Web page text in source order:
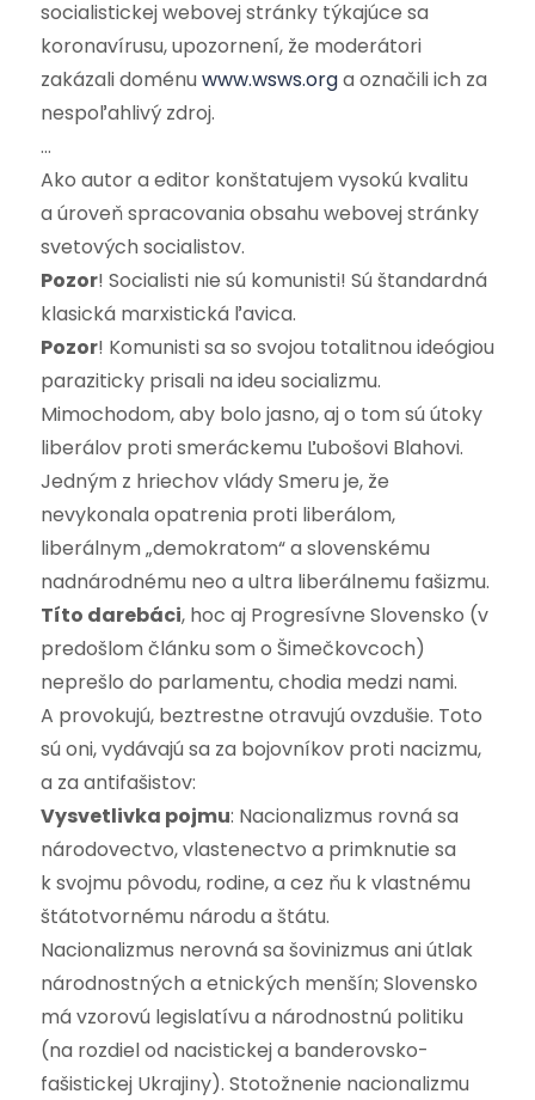
socialistickej webovej stránky týkajúce sa
koronavírusu, upozornení, že moderátori
zakázali doménu www.wsws.orga označili ich za
nespoľahlivý zdroj.
…
Ako autor a editor konštatujem vysokú kvalitu
a úroveň spracovania obsahu webovej stránky
svetových socialistov.
Pozor! Socialisti nie sú komunisti! Sú štandardná
klasická marxistická ľavica.
Pozor! Komunisti sa so svojou totalitnou ideógiou
paraziticky prisali na ideu socializmu.
Mimochodom, aby bolo jasno, aj o tom sú útoky
liberálov proti smeráckemu Ľubošovi Blahovi.
Jedným z hriechov vlády Smeru je, že
nevykonala opatrenia proti liberálom,
liberálnym „demokratom“ a slovenskému
nadnárodnému neo a ultra liberálnemu fašizmu.
Títo darebáci, hoc aj Progresívne Slovensko (v
predošlom článku som o Šimečkovcoch)
neprešlo do parlamentu, chodia medzi nami.
A provokujú, beztrestne otravujú ovzdušie. Toto
sú oni, vydávajú sa za bojovníkov proti nacizmu,
a za antifašistov:
Vysvetlivka pojmu: Nacionalizmus rovná sa
národovectvo, vlastenectvo a primknutie sa
k svojmu pôvodu, rodine, a cez ňu k vlastnému
štátotvornému národu a štátu.
Nacionalizmus nerovná sa šovinizmus ani útlak
národnostných a etnických menšín; Slovensko
má vzorovú legislatívu a národnostnú politiku
(na rozdiel od nacistickej a banderovsko-
fašistickej Ukrajiny). Stotožnenie nacionalizmu